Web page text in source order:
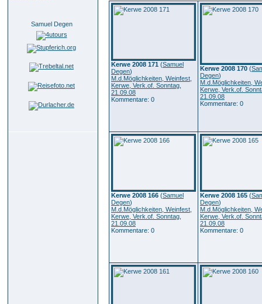
Samuel Degen
Kerwe 2008 171 (Samuel
Degen)
M.d.Möglichkeiten, Weinfest,
Kerwe, Verk.of. Sonntag,
21.09.08
Kommentare: 0
Kerwe 2008 170 (
Degen)
M.d.Möglichkeiten,
Kerwe, Verk.of.
21.09.08
Kommentare: 0
Kerwe 2008 166 (Samuel
Degen)
M.d.Möglichkeiten, Weinfest,
Kerwe, Verk.of. Sonntag,
21.09.08
Kommentare: 0
Kerwe 2008 165 (
Degen)
M.d.Möglichkeiten,
Kerwe, Verk.of.
21.09.08
Kommentare: 0